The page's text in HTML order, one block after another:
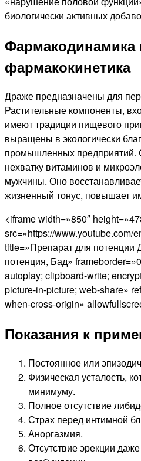
биологически активных
Фармакодинамика
фармакокинетика
Драже предназначены для
Растительные компоненты,
имеют традиции пищевого
выращены в экологически
промышленных предприятий.
нехватку витаминов и
мужчины. Оно
жизненный тонус, повышает
<iframe width=»850″
src=»https://www.youtube.com/
title=»Препарат для потенции
потенция, Бад»
autoplay; clipboard-write;
picture-in-picture; web-share»
when-cross-origin»
Показания к
Постоянное или
Физическая усталость,
минимуму.
Полное отсутствие
Страх перед интимной
Аноргазмия.
Отсутствие эрекции